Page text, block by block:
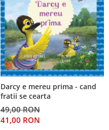
Darcy e mereu prima - cand
fratii se cearta
49,00 RON
41,00 RON